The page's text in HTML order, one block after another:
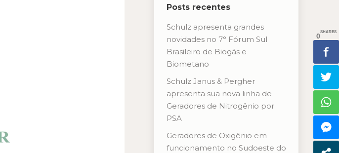
Posts recentes
Schulz apresenta grandes
novidades no 7° Fórum Sul
Brasileiro de Biogás e
Biometano
Schulz Janus & Pergher
apresenta sua nova linha de
Geradores de Nitrogênio por
PSA
Geradores de Oxigênio em
funcionamento no Sudoeste do
0
SHARES